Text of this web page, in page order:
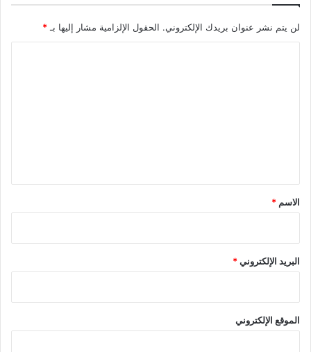
لن يتم نشر عنوان بريدك الإلكتروني. الحقول الإلزامية مشار إليها بـ*
*
الاسم *
البريد الإلكتروني*
الموقع الإلكتروني